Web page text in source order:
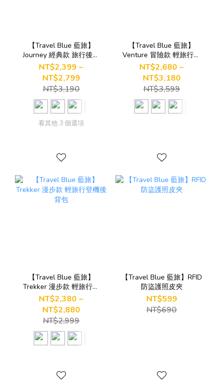
【Travel Blue 藍旅】
Journey 經典款 旅行後背
包
NT$2,399 ~
NT$2,799
NT$3,190
看其他 3 個選項
【Travel Blue 藍旅】
Venture 冒險款 輕旅行登
機後背包
NT$2,680 ~
NT$3,180
NT$3,599
【Travel Blue 藍旅】
Trekker 漫步款 輕旅行登
機後背包
NT$2,380 ~
NT$2,880
NT$2,999
【Travel Blue 藍旅】RFID
防盜護照皮夾
NT$599
NT$690